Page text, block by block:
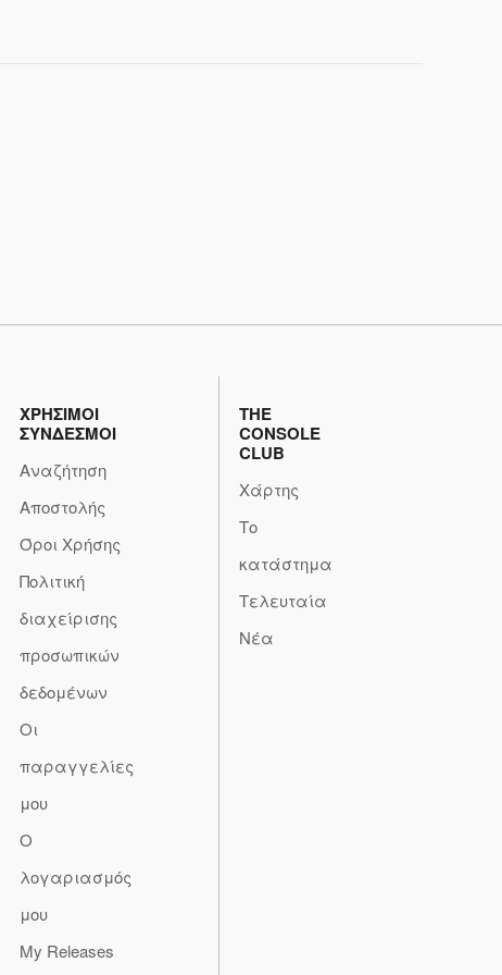
ΧΡΗΣΙΜΟΙ
ΣΥΝΔΕΣΜΟΙ
Αναζήτηση
Αποστολής
Όροι Χρήσης
Πολιτική
διαχείρισης
προσωπικών
δεδομένων
Οι
παραγγελίες
μου
Ο
λογαριασμός
μου
My Releases
THE
CONSOLE
CLUB
Χάρτης
Το
κατάστημα
Τελευταία
Νέα